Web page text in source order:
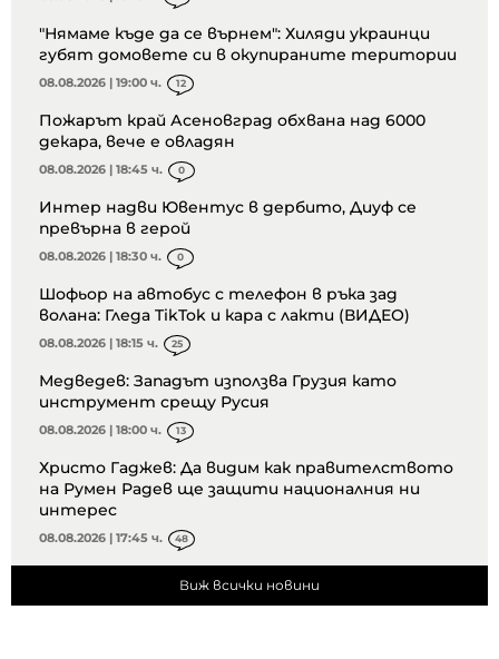
"Нямаме къде да се върнем": Хиляди украинци
губят домовете си в окупираните територии
08.08.2026 | 19:00 ч. 12
Пожарът край Асеновград обхвана над 6000
декара, вече е овладян
08.08.2026 | 18:45 ч. 0
Интер надви Ювентус в дербито, Диуф се
превърна в герой
08.08.2026 | 18:30 ч. 0
Шофьор на автобус с телефон в ръка зад
волана: Гледа TikTok и кара с лакти (ВИДЕО)
08.08.2026 | 18:15 ч. 25
Медведев: Западът използва Грузия като
инструмент срещу Русия
08.08.2026 | 18:00 ч. 13
Христо Гаджев: Да видим как правителството
на Румен Радев ще защити националния ни
интерес
08.08.2026 | 17:45 ч. 48
Виж всички новини